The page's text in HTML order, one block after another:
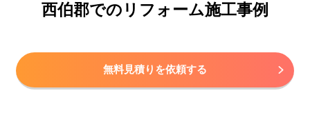
西伯郡でのリフォーム施工事例
無料見積りを依頼する